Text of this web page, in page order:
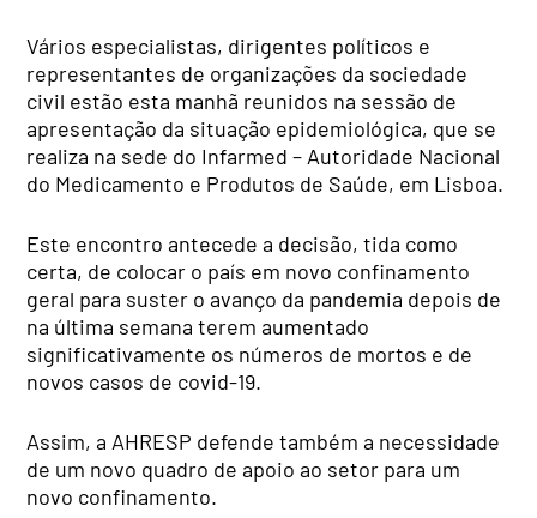
Vários especialistas, dirigentes políticos e
representantes de organizações da sociedade
civil estão esta manhã reunidos na sessão de
apresentação da situação epidemiológica, que se
realiza na sede do Infarmed – Autoridade Nacional
do Medicamento e Produtos de Saúde, em Lisboa.
Este encontro antecede a decisão, tida como
certa, de colocar o país em novo confinamento
geral para suster o avanço da pandemia depois de
na última semana terem aumentado
significativamente os números de mortos e de
novos casos de covid-19.
Assim, a AHRESP defende também a necessidade
de um novo quadro de apoio ao setor para um
novo confinamento.